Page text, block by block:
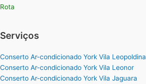
Rota
Serviços
Conserto Ar-condicionado York Vila Leopoldina
Conserto Ar-condicionado York Vila Leonor
Conserto Ar-condicionado York Vila Jaguara